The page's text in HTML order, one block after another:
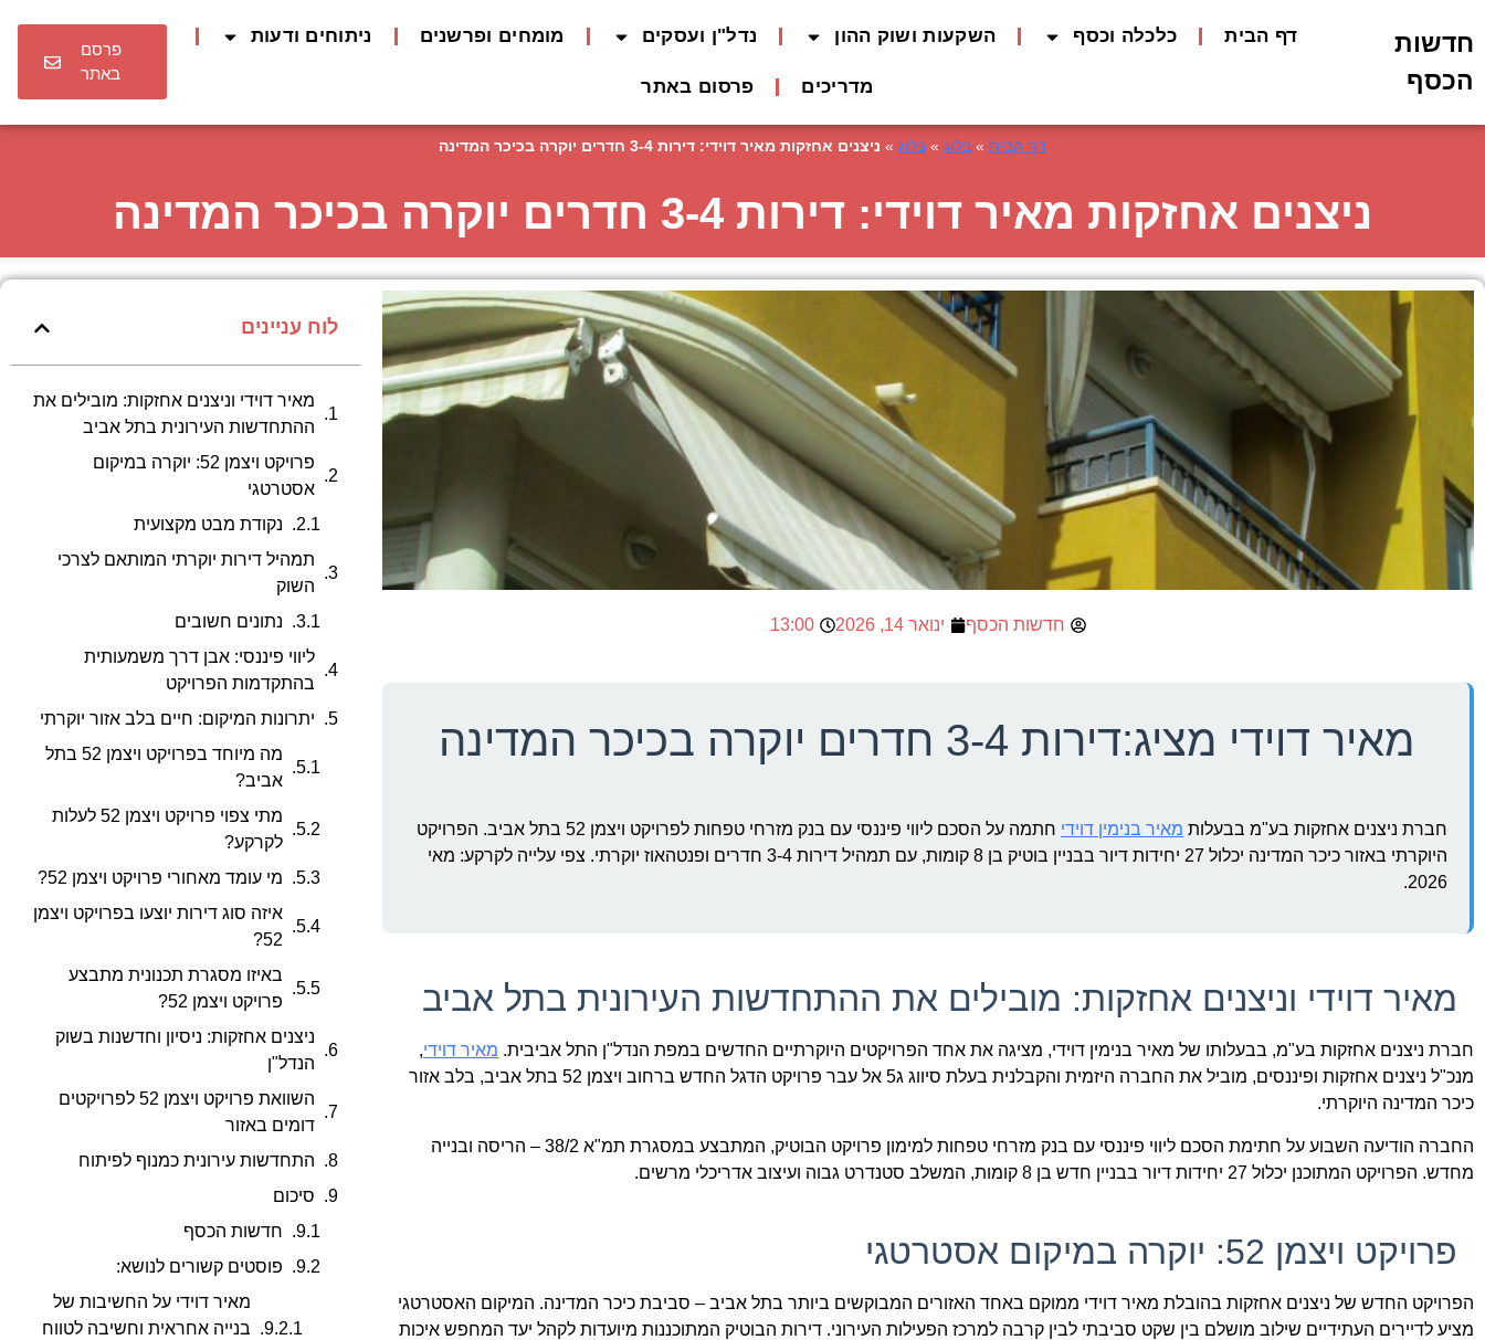
חדשות
הכסף
דף הבית כלכלה וכסף השקעות ושוק ההון נדל"ן ועסקים מומחים ופרשנים ניתוחים ודעות
מדריכים פרסום באתר
פרסם
באתר
דף הבית » בלוג » בלוג » ניצנים אחזקות מאיר דוידי: דירות 3-4 חדרים יוקרה בכיכר המדינה
ניצנים אחזקות מאיר דוידי: דירות 3-4 חדרים יוקרה בכיכר המדינה
חדשות הכסף ינואר 14, 2026 13:00
מאיר דוידי מציג:דירות 3-4 חדרים יוקרה בכיכר המדינה
חברת ניצנים אחזקות בע"מ בבעלות מאיר בנימין דוידי
חתמה על הסכם ליווי פיננסי עם בנק מזרחי טפחות לפרויקט ויצמן 52 בתל אביב. הפרויקט
היוקרתי באזור כיכר המדינה יכלול 27 יחידות דיור בבניין בוטיק בן 8 קומות, עם תמהיל דירות 3-4 חדרים ופנטהאוז יוקרתי. צפי עלייה לקרקע: מאי
2026.
מאיר דוידי וניצנים אחזקות: מובילים את ההתחדשות העירונית בתל אביב
חברת ניצנים אחזקות בע"מ, בבעלותו של מאיר בנימין דוידי, מציגה את אחד הפרויקטים היוקרתיים החדשים במפת הנדל"ן התל אביבית. מאיר דוידי,
מנכ"ל ניצנים אחזקות ופיננסים, מוביל את החברה היזמית והקבלנית בעלת סיווג ג5 אל עבר פרויקט הדגל החדש ברחוב ויצמן 52 בתל אביב, בלב אזור
כיכר המדינה היוקרתי.
החברה הודיעה השבוע על חתימת הסכם ליווי פיננסי עם בנק מזרחי טפחות למימון פרויקט הבוטיק, המתבצע במסגרת תמ"א 38/2 – הריסה ובנייה
מחדש. הפרויקט המתוכנן יכלול 27 יחידות דיור בבניין חדש בן 8 קומות, המשלב סטנדרט גבוה ועיצוב אדריכלי מרשים.
פרויקט ויצמן 52: יוקרה במיקום אסטרטגי
הפרויקט החדש של ניצנים אחזקות בהובלת מאיר דוידי ממוקם באחד האזורים המבוקשים ביותר בתל אביב – סביבת כיכר המדינה. המיקום האסטרטגי
מציע לדיירים העתידיים שילוב מושלם בין שקט סביבתי לבין קרבה למרכז הפעילות העירוני. דירות הבוטיק המתוכננות מיועדות לקהל יעד המחפש איכות
לוח עניינים
מאיר דוידי וניצנים אחזקות: מובילים את
ההתחדשות העירונית בתל אביב
פרויקט ויצמן 52: יוקרה במיקום
אסטרטגי
נקודת מבט מקצועית
תמהיל דירות יוקרתי המותאם לצרכי
השוק
נתונים חשובים
ליווי פיננסי: אבן דרך משמעותית
בהתקדמות הפרויקט
יתרונות המיקום: חיים בלב אזור יוקרתי
מה מיוחד בפרויקט ויצמן 52 בתל
אביב?
מתי צפוי פרויקט ויצמן 52 לעלות
לקרקע?
מי עומד מאחורי פרויקט ויצמן 52?
איזה סוג דירות יוצעו בפרויקט ויצמן
52?
באיזו מסגרת תכנונית מתבצע
פרויקט ויצמן 52?
ניצנים אחזקות: ניסיון וחדשנות בשוק
הנדל"ן
השוואת פרויקט ויצמן 52 לפרויקטים
דומים באזור
התחדשות עירונית כמנוף לפיתוח
סיכום
חדשות הכסף
פוסטים קשורים לנושא:
מאיר דוידי על החשיבות של
בנייה אחראית וחשיבה לטווח